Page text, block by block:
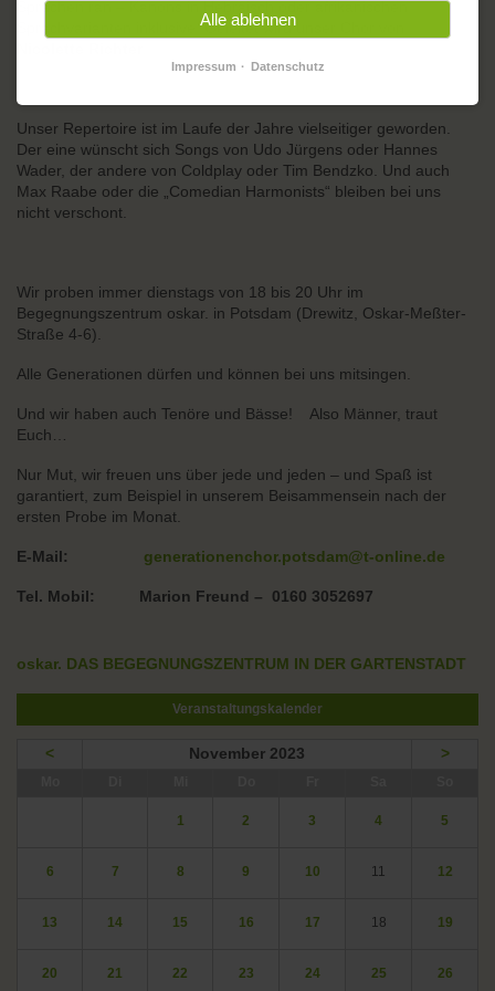
Sprachen ran – Kanons in Hebräisch oder afrikanischen
Sprachvarianten inklusive. Geleitet wird unser Chor von
Unser Repertoire ist im Laufe der Jahre vielseitiger geworden.
Der eine wünscht sich Songs von Udo Jürgens oder Hannes
Wader, der andere von Coldplay oder Tim Bendzko. Und auch
Max Raabe oder die „Comedian Harmonists“ bleiben bei uns
nicht verschont.
Wir proben immer dienstags von 18 bis 20 Uhr im
Begegnungszentrum oskar. in Potsdam (Drewitz, Oskar-Meßter-
Straße 4-6).
Alle Generationen dürfen und können bei uns mitsingen.
Und wir haben auch Tenöre und Bässe! Also Männer, traut
Euch…
Nur Mut, wir freuen uns über jede und jeden – und Spaß ist
garantiert, zum Beispiel in unserem Beisammensein nach der
ersten Probe im Monat.
E-Mail: generationenchor.potsdam@t-online.de
Tel. Mobil: Marion Freund – 0160 3052697
oskar. DAS BEGEGNUNGSZENTRUM IN DER GARTENSTADT
Veranstaltungskalender
< November 2023 >
1 2 3 4 5
6 7 8 9 10 11 12
13 14 15 16 17 18 19
20 21 22 23 24 25 26
Alle ablehnen
Impressum Datenschutz